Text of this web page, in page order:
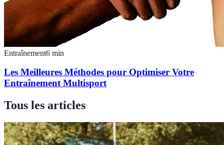
Entraînement6 min
Les Meilleures Méthodes pour Optimiser Votre
Entraînement Multisport
Tous les articles